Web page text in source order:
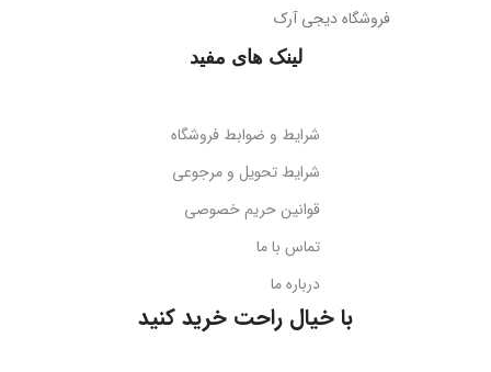
فروشگاه دیجی آرک
لینک های مفید
شرایط و ضوابط فروشگاه
شرایط تحویل و مرجوعی
قوانین حریم خصوصی
تماس با ما
درباره ما
با خیال راحت خرید کنید